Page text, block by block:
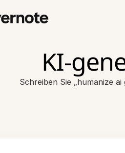
KI-
Schreiben Sie „humanize